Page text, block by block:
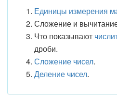
Единицы измерения
Сложение и
Что показывают
дроби.
Сложение чисел.
Деление чисел.